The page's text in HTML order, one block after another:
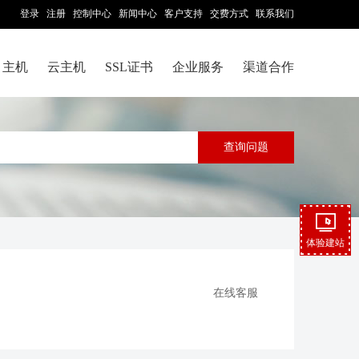
登录 注册 控制中心 新闻中心 客户支持 交费方式 联系我们
主机 云主机 SSL证书 企业服务 渠道合作
在线客服
体验建站